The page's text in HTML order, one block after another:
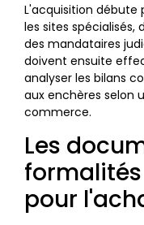
L'acquisition débute
les sites spécialisés,
des mandataires
doivent ensuite
analyser les bilans
aux enchères selon
commerce.
Les
pour